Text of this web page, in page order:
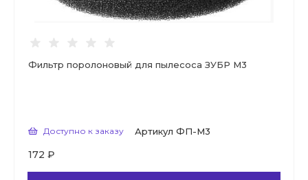
Фильтр поролоновый для пылесоса ЗУБР М3
Доступно к заказу Артикул ФП-М3
172 ₽